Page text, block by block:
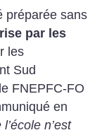
préparée sans
par les
les
Sud
FNEPFC-FO
en
n’est